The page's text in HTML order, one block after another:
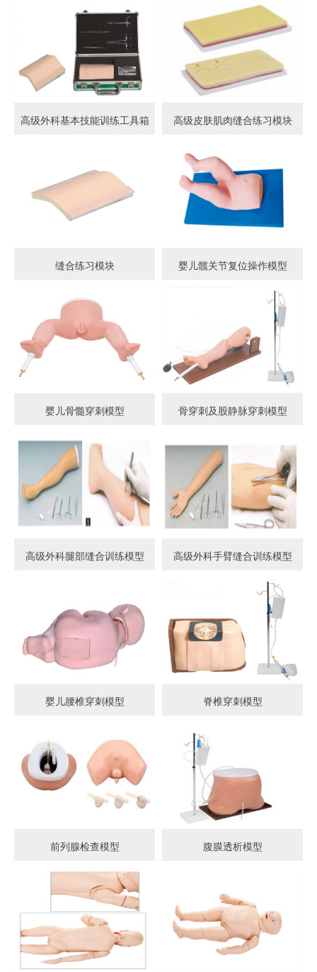
高级外科基本技能训练工具箱 高级皮肤肌肉缝合练习模块
缝合练习模块 婴儿髋关节复位操作模型
婴儿骨髓穿刺模型 骨穿刺及股静脉穿刺模型
高级外科腿部缝合训练模型 高级外科手臂缝合训练模型
婴儿腰椎穿刺模型 脊椎穿刺模型
前列腺检查模型 腹膜透析模型